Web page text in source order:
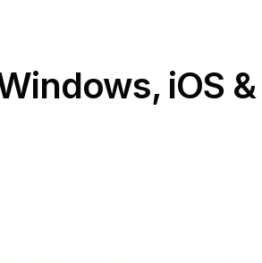
iOS &